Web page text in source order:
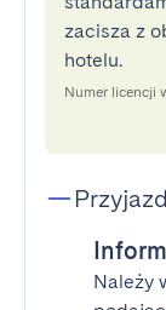
zacisza z
hotelu.
Numer licencji
Przyjazd
Należy